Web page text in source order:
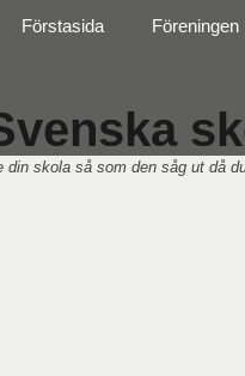
din skola så som den såg ut då
Förstasida Föreningen